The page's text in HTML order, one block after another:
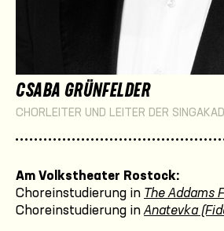
CSABA GRÜNFELDER
CHORLEITER UND LEITER DER
Am Volkstheater Rostock:
Choreinstudierung in The Addams
Choreinstudierung in Anatevka